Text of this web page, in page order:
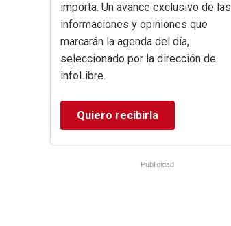
importa. Un avance exclusivo de las
informaciones y opiniones que
marcarán la agenda del día,
seleccionado por la dirección de
infoLibre.
Quiero recibirla
Publicidad